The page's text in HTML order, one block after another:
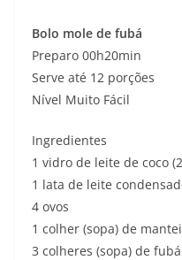
Bolo mole de fubá
Preparo 00h20min
Serve até 12 porções
Nível Muito Fácil
Ingredientes
1 vidro de leite de coco
1 lata de leite
4 ovos
1 colher (sopa) de
3 colheres (sopa) de fubá